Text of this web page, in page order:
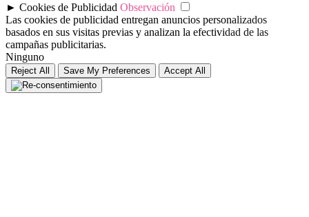
► Cookies de Publicidad Observación
Las cookies de publicidad entregan anuncios personalizados
basados en sus visitas previas y analizan la efectividad de las
campañas publicitarias.
Ninguno
Reject All Save My Preferences Accept All